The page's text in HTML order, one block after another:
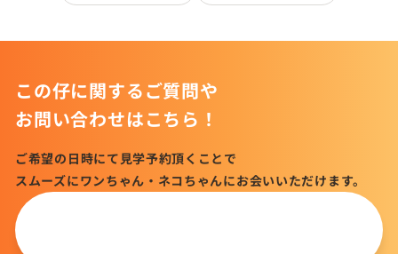
この仔に関するご質問や
お問い合わせはこちら！
ご希望の日時にて見学予約頂くことで
スムーズにワンちゃん・ネコちゃんにお会いいただけます。